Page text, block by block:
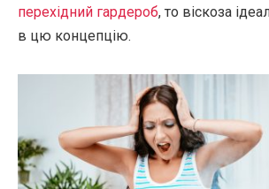
перехідний гардероб, то віскоза
в цю концепцію.